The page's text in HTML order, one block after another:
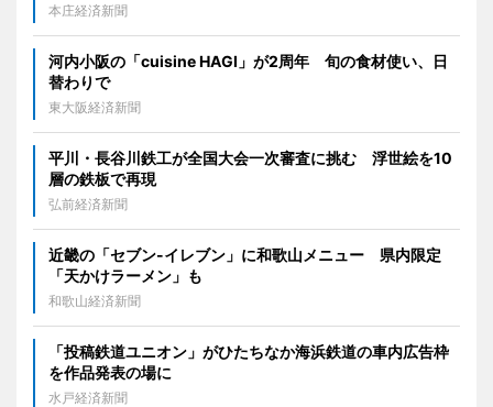
本庄経済新聞
河内小阪の「cuisine HAGI」が2周年 旬の食材使い、日
替わりで
東大阪経済新聞
平川・長谷川鉄工が全国大会一次審査に挑む 浮世絵を10
層の鉄板で再現
弘前経済新聞
近畿の「セブン-イレブン」に和歌山メニュー 県内限定
「天かけラーメン」も
和歌山経済新聞
「投稿鉄道ユニオン」がひたちなか海浜鉄道の車内広告枠
を作品発表の場に
水戸経済新聞